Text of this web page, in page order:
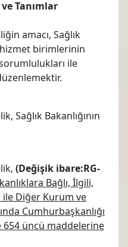
Tanımlar
amacı, Sağlık
hizmet birimlerinin
ile
Sağlık Bakanlığının
(Değişik ibare:RG-
Bağlı, İlgili,
Diğer Kurum ve
Cumhurbaşkanlığı
654 üncü maddelerine